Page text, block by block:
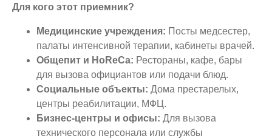
Для кого этот приемник?
Медицинские учреждения: Посты медсестер,
палаты интенсивной терапии, кабинеты врачей.
Общепит и HoReCa: Рестораны, кафе, бары
для вызова официантов или подачи блюд.
Социальные объекты: Дома престарелых,
центры реабилитации, МФЦ.
Бизнес-центры и офисы: Для вызова
технического персонала или службы